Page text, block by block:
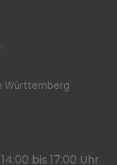
Württemberg
14:00 bis 17:00 Uhr